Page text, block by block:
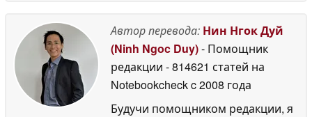
Автор перевода: Нин Нгок Дуй
(Ninh Ngoc Duy)- Помощник
редакции - 814621 статей на
Notebookcheckc 2008 года
Будучи помощником редакции, я